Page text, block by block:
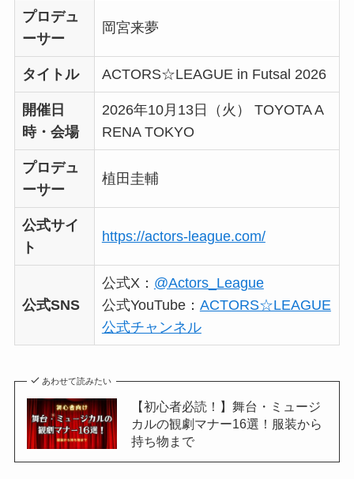
プロデュ
ーサー
岡宮来夢
タイトル ACTORS☆LEAGUE in Futsal 2026
開催日
時・会場
2026年10月13日（火） TOYOTA A
RENA TOKYO
プロデュ
ーサー
植田圭輔
公式サイ
ト
https://actors-league.com/
公式SNS
公式X： @Actors_League
公式YouTube： ACTORS☆LEAGUE
公式チャンネル
あわせて読みたい
【初心者必読！】舞台・ミュージ
カルの観劇マナー16選！服装から
持ち物まで